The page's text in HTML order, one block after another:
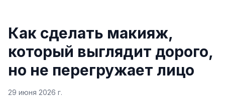
Как сделать макияж,
который выглядит дорого,
но не перегружает лицо
29 июня 2026 г.